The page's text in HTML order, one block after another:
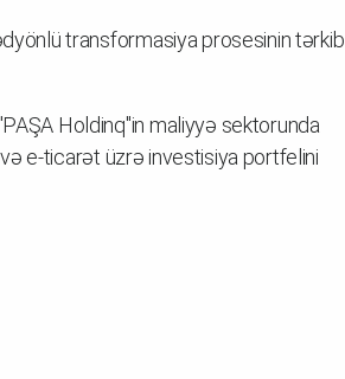
transformasiya prosesinin tərkib
Holdinq"in maliyyə sektorunda
e-ticarət üzrə investisiya portfelini